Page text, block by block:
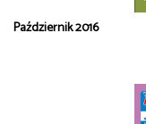
Październik 2016